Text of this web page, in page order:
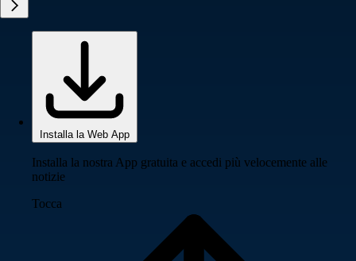
Installa la Web App
Installa la nostra App gratuita e accedi più velocemente alle
notizie
Tocca